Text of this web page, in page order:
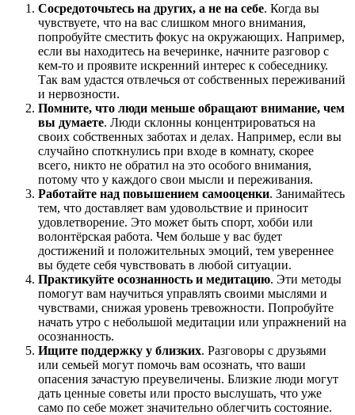
Сосредоточьтесь на других, а не на себе. Когда вы
чувствуете, что на вас слишком много внимания,
попробуйте сместить фокус на окружающих. Например,
если вы находитесь на вечеринке, начните разговор с
кем-то и проявите искренний интерес к собеседнику.
Так вам удастся отвлечься от собственных переживаний
и нервозности.
Помните, что люди меньше обращают внимание, чем
вы думаете. Люди склонны концентрироваться на
своих собственных заботах и делах. Например, если вы
случайно споткнулись при входе в комнату, скорее
всего, никто не обратил на это особого внимания,
потому что у каждого свои мысли и переживания.
Работайте над повышением самооценки. Занимайтесь
тем, что доставляет вам удовольствие и приносит
удовлетворение. Это может быть спорт, хобби или
волонтёрская работа. Чем больше у вас будет
достижений и положительных эмоций, тем увереннее
вы будете себя чувствовать в любой ситуации.
Практикуйте осознанность и медитацию. Эти методы
помогут вам научиться управлять своими мыслями и
чувствами, снижая уровень тревожности. Попробуйте
начать утро с небольшой медитации или упражнений на
осознанность.
Ищите поддержку у близких. Разговоры с друзьями
или семьей могут помочь вам осознать, что ваши
опасения зачастую преувеличены. Близкие люди могут
дать ценные советы или просто выслушать, что уже
само по себе может значительно облегчить состояние.